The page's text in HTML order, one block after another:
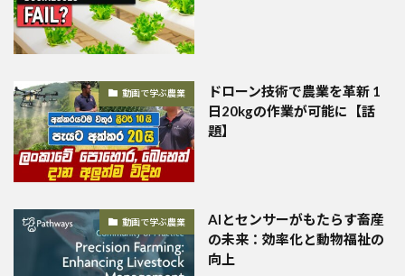
動画で学ぶ農業
ドローン技術で農業を革新 1
日20kgの作業が可能に【話
題】
動画で学ぶ農業
AIとセンサーがもたらす畜産
の未来：効率化と動物福祉の
向上